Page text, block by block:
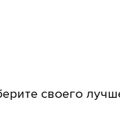
своего